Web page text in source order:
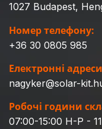
1027 Budapest,
Номер телефону:
+36 30 0805 985
Електронні
nagyker@solar-
Робочі години
07:00-15:00 H-P -